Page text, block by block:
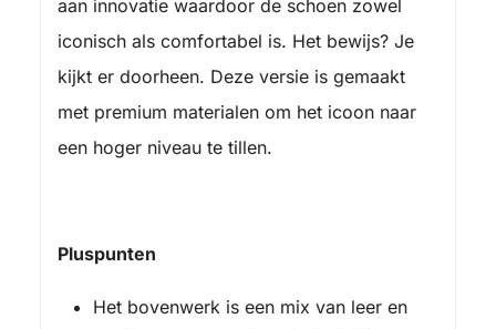
aan innovatie waardoor de schoen zowel
iconisch als comfortabel is. Het bewijs? Je
kijkt er doorheen. Deze versie is gemaakt
met premium materialen om het icoon naar
een hoger niveau te tillen.
Pluspunten
Het bovenwerk is een mix van leer en